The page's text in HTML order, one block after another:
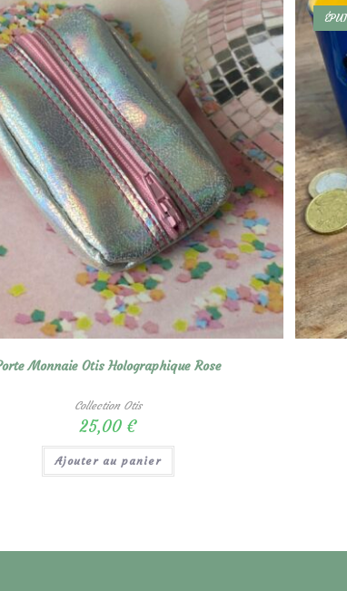
Monnaie Otis Holographique Rose
Collection Otis
25,00 €
Ajouter au panier